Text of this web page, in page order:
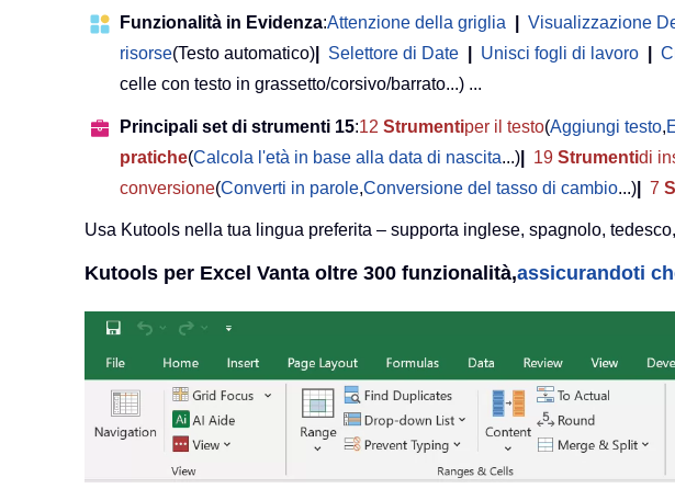
Funzionalità in Evidenza:Attenzione della griglia Visualizzazione
risorse(Testo automatico) Selettore di Date Unisci fogli di lavoro
celle con testo in grassetto/corsivo/barrato...) ...
Principali set di strumenti 15:12 Strumentiper il testo(Aggiungi testo,
pratiche(Calcola l'età in base alla data di nascita...) 19 Strumentidi
conversione(Converti in parole,Conversione del tasso di cambio...) 7
Usa Kutools nella tua lingua preferita – supporta inglese, spagnolo,
Kutools per Excel Vanta oltre 300 funzionalità,assicurandoti